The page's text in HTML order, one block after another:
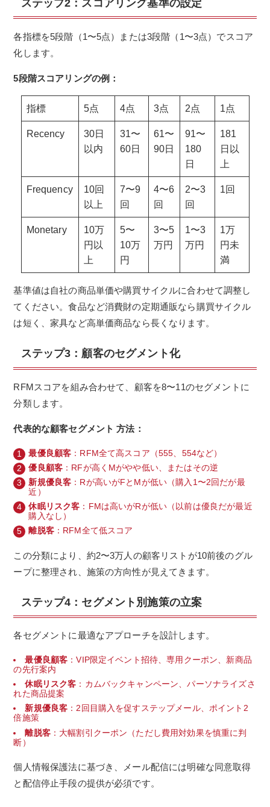
ステップ2：スコアリング基準の設定
各指標を5段階（1〜5点）または3段階（1〜3点）でスコア
化します。
5段階スコアリングの例：
指標 5点 4点 3点 2点 1点
Recency
30日
以内
31〜
60日
61〜
90日
91〜
180
日
181
日以
上
Frequency
10回
以上
7〜9
回
4〜6
回
2〜3
回
1回
Monetary
10万
円以
上
5〜
10万
円
3〜5
万円
1〜3
万円
1万
円未
満
基準値は自社の商品単価や購買サイクルに合わせて調整し
てください。食品など消費財の定期通販なら購買サイクル
は短く、家具など高単価商品なら長くなります。
ステップ3：顧客のセグメント化
RFMスコアを組み合わせて、顧客を8〜11のセグメントに
分類します。
代表的な顧客セグメント 方法：
最優良顧客 ：RFM全て高スコア（555、554など）
優良顧客 ：RFが高くMがやや低い、またはその逆
新規優良客 ：Rが高いがFとMが低い（購入1〜2回だが最
近）
休眠リスク客 ：FMは高いがRが低い（以前は優良だが最近
購入なし）
離脱客：RFM全て低スコア
この分類により、約2〜3万人の顧客リストが10前後のグル
ープに整理され、施策の方向性が見えてきます。
ステップ4：セグメント別施策の立案
各セグメントに最適なアプローチを設計します。
最優良顧客 ：VIP限定イベント招待、専用クーポン、新商品
の先行案内
休眠リスク客 ：カムバックキャンペーン、パーソナライズさ
れた商品提案
新規優良客 ：2回目購入を促すステップメール、ポイント2
倍施策
離脱客：大幅割引クーポン（ただし費用対効果を慎重に判
断）
個人情報保護法に基づき、メール配信には明確な同意取得
と配信停止手段の提供が必須です。